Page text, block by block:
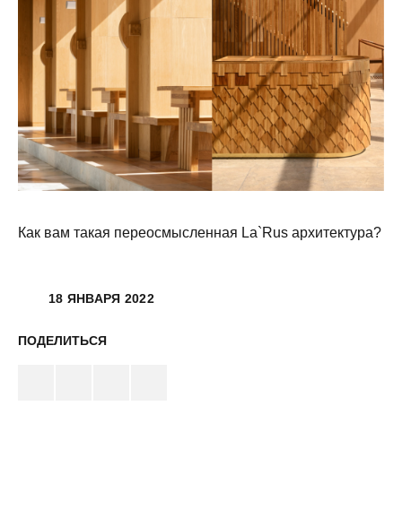
Как вам такая переосмысленная La`Rus архитектура?
18 ЯНВАРЯ 2022
ПОДЕЛИТЬСЯ